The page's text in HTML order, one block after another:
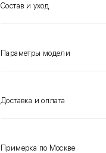
Состав и уход
Параметры модели
Доставка и оплата
Примерка по Москве